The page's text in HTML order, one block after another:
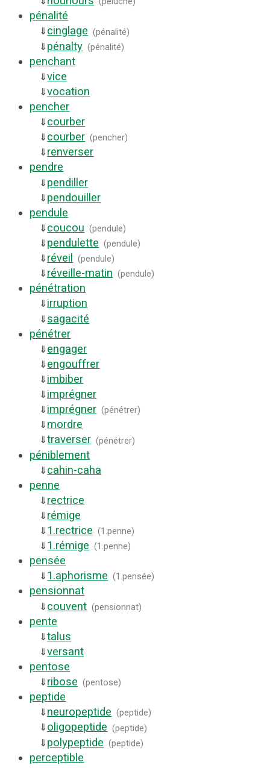
pénalité
⇓ cinglage (pénalité)
⇓ pénalty (pénalité)
penchant
⇓vice
⇓vocation
pencher
⇓ courber
⇓ courber (pencher)
⇓ renverser
pendre
⇓ pendiller
⇓ pendouiller
pendule
⇓ coucou (pendule)
⇓ pendulette (pendule)
⇓ réveil (pendule)
⇓ réveille-matin (pendule)
pénétration
⇓ irruption
⇓ sagacité
pénétrer
⇓ engager
⇓ engouffrer
⇓ imbiber
⇓ imprégner
⇓ imprégner (pénétrer)
⇓ mordre
⇓traverser (pénétrer)
péniblement
⇓ cahin-caha
penne
⇓ rectrice
⇓ rémige
⇓ 1.rectrice (1.penne)
⇓ 1.rémige (1.penne)
pensée
⇓ 1.aphorisme (1.pensée)
pensionnat
⇓ couvent (pensionnat)
pente
⇓talus
⇓versant
pentose
⇓ ribose (pentose)
peptide
⇓ neuropeptide (peptide)
⇓ oligopeptide (peptide)
⇓ polypeptide (peptide)
perceptible